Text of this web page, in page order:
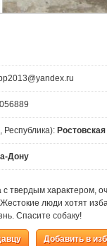
Республика):
Дону
с твердым характером,
люди хотят
Спасите собаку!
Добавить в